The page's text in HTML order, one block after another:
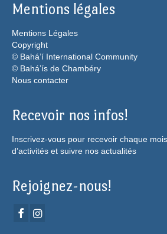
Mentions légales
Mentions Légales
Copyright
© Bahá’í International Community
© Bahá’ís de Chambéry
Nous contacter
Recevoir nos infos!
Inscrivez-vous pour recevoir chaque
d’activités et suivre nos actualités
Rejoignez-nous!